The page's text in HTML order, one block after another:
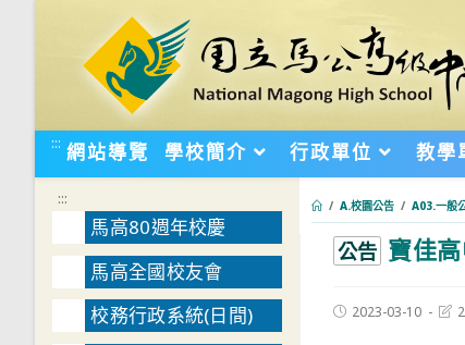
::: 網站導覽 學校簡介 行政單位 教學
/ A.校園公告 / A03.一般
公告 寶佳
Post2023-03-10
:::
馬高80週年校慶
馬高全國校友會
校務行政系統(日間)